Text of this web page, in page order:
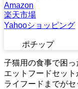
Amazon
楽天市場
Yahooショッピング
ポチップ
子猫用の食事で困
エットフードセッ
ライフードまでが